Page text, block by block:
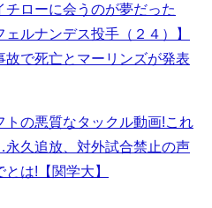
チローに会うのが夢だった
ェルナンデス投手（２４）】
故で死亡とマーリンズが発表
トの悪質なタックル動画!これ
久追放、対外試合禁止の声
とは!【関学大】